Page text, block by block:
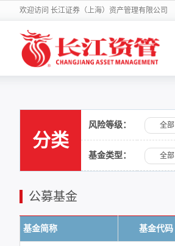
欢迎访问 长江证券（上海）资产管理有限公司
分类
风险等级： 全部
基金类型： 全部
公募基金
基金简称 基金代码